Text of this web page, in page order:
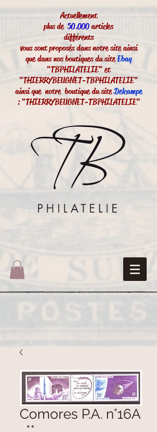
Actuellement
plus de50.000articles
différents
vous sont proposés dans notre site ainsi
que dans nos boutiques du siteEbay
"TBPHILATELIE" et
"THIERRYBEUGNET-TBPHILATELIE"
ainsi que notre boutique du siteDelcampe
: "THIERRYBEUGNET-TBPHILATELIE"
Comores P.A. n°16A